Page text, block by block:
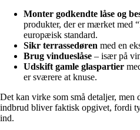
Monter godkendte låse og
produkter, der er mærket med
europæisk standard.
Sikr terrassedøren med en
Brug vindueslåse – især på
Udskift gamle glaspartier
er sværere at knuse.
Det kan virke som små detaljer, men
indbrud bliver faktisk opgivet, fordi
ind.